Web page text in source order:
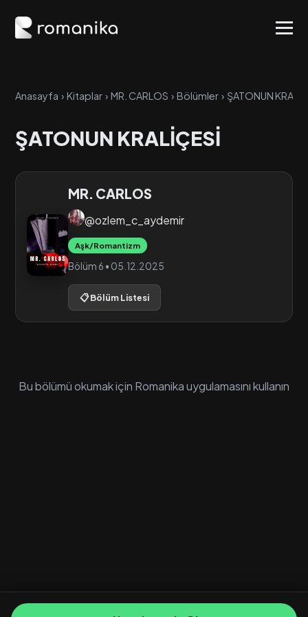
Anasayfa › Kitaplar › MR. CARLOS › Bölümler › ŞATONUN
ŞATONUN KRALİÇESİ
MR. CARLOS
@ozlem_c_aydemir
Aşk/Romantizm
Bölüm 6 • 05.12.2025
📋 Bölüm Listesi
Bu bölümü okumak için Romanika uygulamasını kullanın